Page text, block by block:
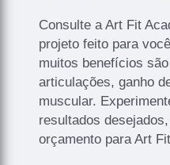
Consulte a Art Fit
projeto feito para
muitos benefícios
articulações, ganho
muscular.
resultados
orçamento para Art